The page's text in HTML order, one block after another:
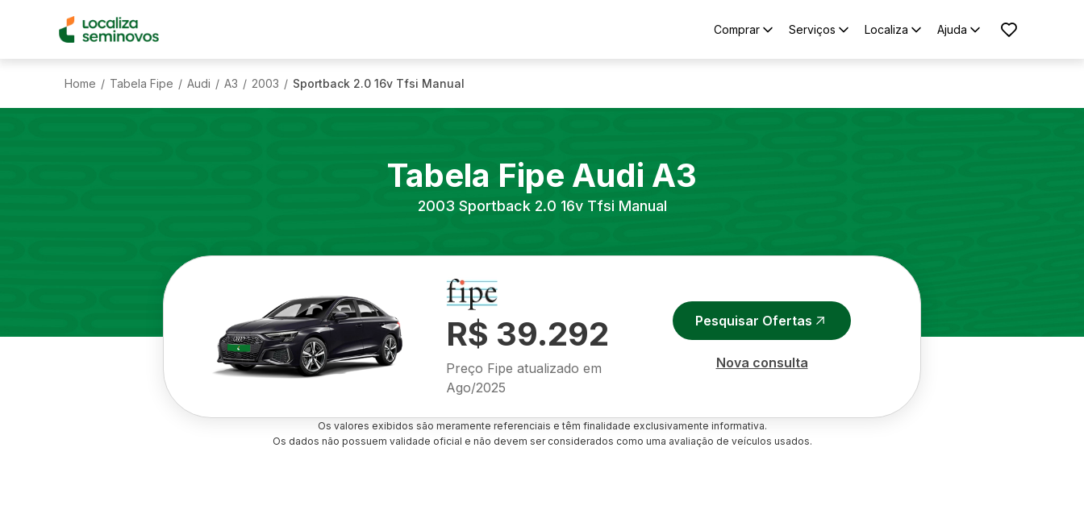
Comprar Serviços Localiza Ajuda
Home / Tabela Fipe / Audi / A3 / 2003 / Sportback 2.0 16v Tfsi Manual
Tabela Fipe Audi A3
2003 Sportback 2.0 16v Tfsi Manual
R$ 39.292
Preço Fipe atualizado em
Ago/2025
Pesquisar Ofertas
Nova consulta
Os valores exibidos são meramente referenciais e têm finalidade exclusivamente informativa.
Os dados não possuem validade oficial e não devem ser considerados como uma avaliação de veículos usados.